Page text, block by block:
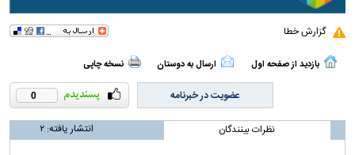
گزارش خطا
بازدید از صفحه اول ارسال به دوستان نسخه چاپی
0 عضویت در خبرنامه
نظرات بینندگان انتشار یافته:۲